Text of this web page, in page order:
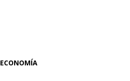
ECONOMÍA